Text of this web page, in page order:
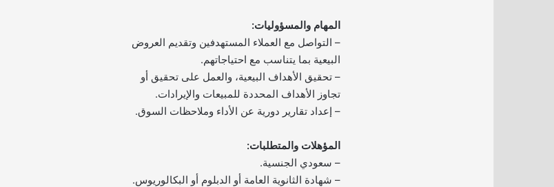
المهام والمسؤوليات:
– التواصل مع العملاء المستهدفين وتقديم العروض
البيعية بما يتناسب مع احتياجاتهم.
– تحقيق الأهداف البيعية، والعمل على تحقيق أو
تجاوز الأهداف المحددة للمبيعات والإيرادات.
– إعداد تقارير دورية عن الأداء وملاحظات السوق.
المؤهلات والمتطلبات:
– سعودي الجنسية.
– شهادة الثانوية العامة أو الدبلوم أو البكالوريوس.